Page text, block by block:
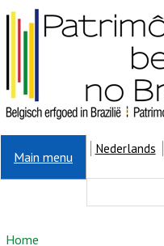
Overslaan en naar de inhoud
Main menu
Nederlands
Home